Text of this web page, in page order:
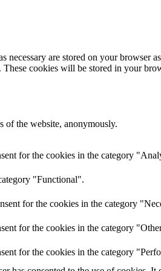
are stored on your browser
These cookies will be stored in your
of the website, anonymously.
for the cookies in the category
"Functional".
for the cookies in the category
for the cookies in the category
for the cookies in the category